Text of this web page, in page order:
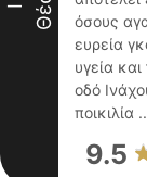
I
όσους
ευρεία
υγεία
οδό
ποικιλία
9.5